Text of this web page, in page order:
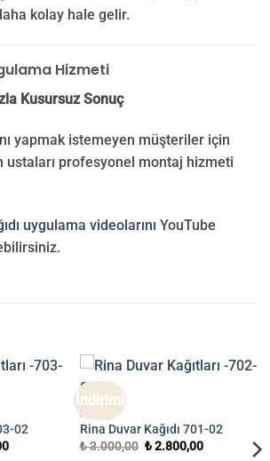
kolay hale gelir.
Hizmeti
Kusursuz Sonuç
yapmak istemeyen müşteriler için
ustaları profesyonel montaj hizmeti
uygulama videolarını YouTube
02
Şu
İndirim!
RINA
Rina Duvar Kağıdı 701-02
₺3.000,00 Orijinal
₺2.800,00Şu